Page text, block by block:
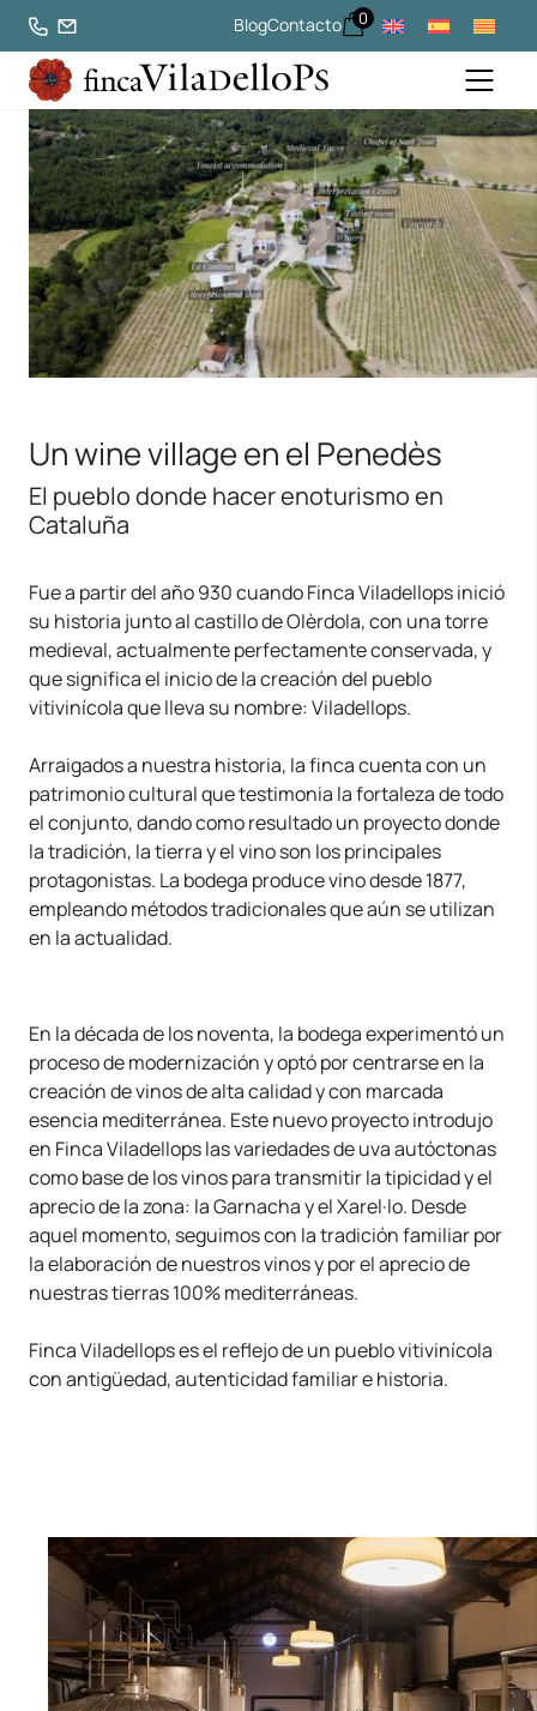
BlogContacto 0
Un wine village en el Penedès
El pueblo donde hacer enoturismo en
Cataluña
Fue a partir del año 930 cuando Finca Viladellops inició
su historia junto al castillo de Olèrdola, con una torre
medieval, actualmente perfectamente conservada, y
que significa el inicio de la creación del pueblo
vitivinícola que lleva su nombre: Viladellops.
Arraigados a nuestra historia, la finca cuenta con un
patrimonio cultural que testimonia la fortaleza de todo
el conjunto, dando como resultado un proyecto donde
la tradición, la tierra y el vino son los principales
protagonistas. La bodega produce vino desde 1877,
empleando métodos tradicionales que aún se utilizan
en la actualidad.
En la década de los noventa, la bodega experimentó un
proceso de modernización y optó por centrarse en la
creación de vinos de alta calidad y con marcada
esencia mediterránea. Este nuevo proyecto introdujo
en Finca Viladellops las variedades de uva autóctonas
como base de los vinos para transmitir la tipicidad y el
aprecio de la zona: la Garnacha y el Xarel·lo. Desde
aquel momento, seguimos con la tradición familiar por
la elaboración de nuestros vinos y por el aprecio de
nuestras tierras 100% mediterráneas.
Finca Viladellops es el reflejo de un pueblo vitivinícola
con antigüedad, autenticidad familiar e historia.